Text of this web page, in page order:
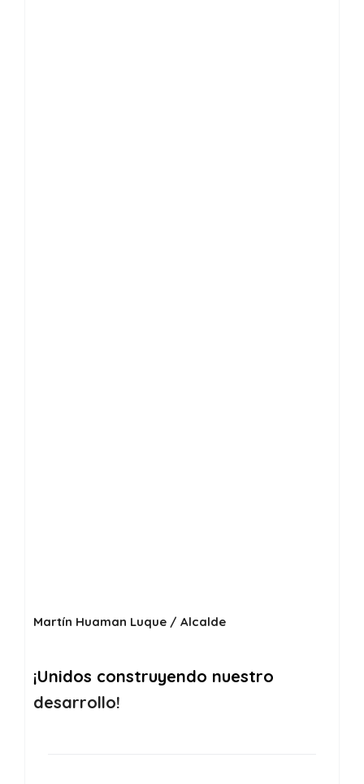
Martín Huaman Luque / Alcalde
¡Unidos construyendo nuestro
desarrollo!